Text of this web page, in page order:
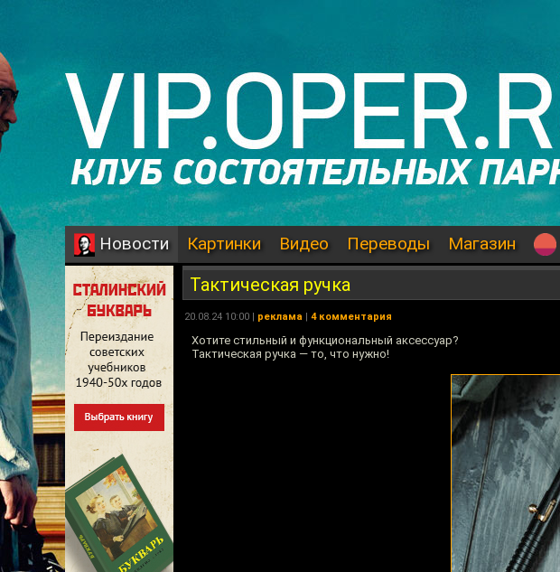
Новости Картинки Видео Переводы Магазин
Тактическая ручка
20.08.24 10:00 | реклама | 4 комментария
Хотите стильный и функциональный аксессуар?
Тактическая ручка — то, что нужно!